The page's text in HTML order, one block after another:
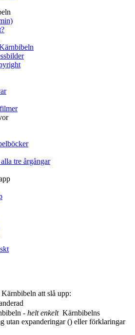
tre årgångar
att slå upp:
- helt enkelt Kärnbibelns
utan expanderingar () eller förklaringar